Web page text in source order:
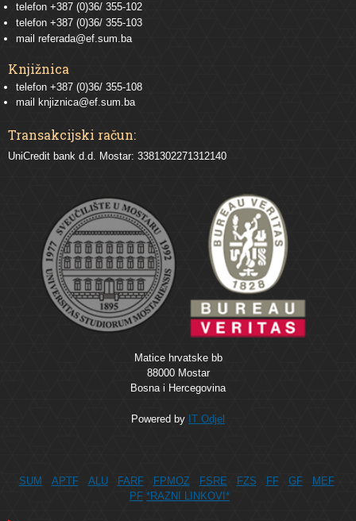
telefon +387 (0)36/ 355-102
telefon +387 (0)36/ 355-103
mail referada@ef.sum.ba
Knjižnica
telefon +387 (0)36/ 355-108
mail
knjiznica@ef.sum.ba
Transakcijski račun:
UniCredit bank d.d. Mostar: 3381302271312140
Matice hrvatske bb
88000 Mostar
Bosna i Hercegovina
Powered by IT Odjel
SUM APTF ALU FARF FPMOZ FSRE FZS FF GF
MEF
PF *RAZNI LINKOVI*